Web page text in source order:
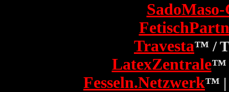
Travesta™ /
LatexZentrale™
Fesseln.Netzwerk™ |